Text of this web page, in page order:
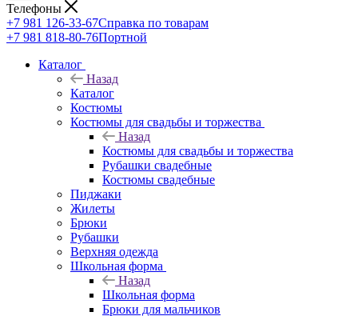
Телефоны
+7 981 126-33-67Справка по товарам
+7 981 818-80-76Портной
Каталог
Назад
Каталог
Костюмы
Костюмы для свадьбы и торжества
Назад
Костюмы для свадьбы и торжества
Рубашки свадебные
Костюмы свадебные
Пиджаки
Жилеты
Брюки
Рубашки
Верхняя одежда
Школьная форма
Назад
Школьная форма
Брюки для мальчиков